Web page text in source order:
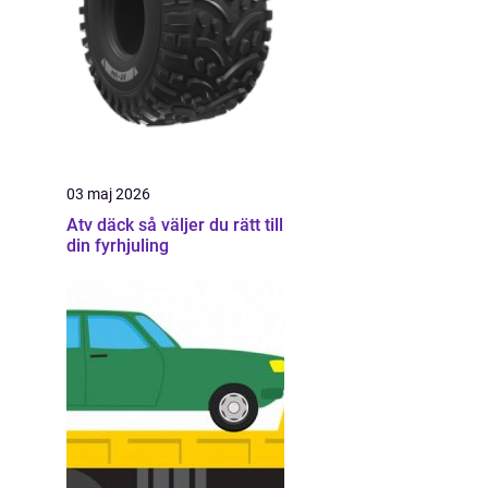
03 maj 2026
Atv däck så väljer du rätt till
din fyrhjuling